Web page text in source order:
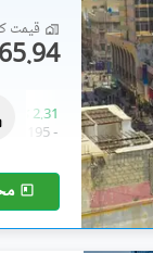
قیمت
65.94 لاکھ
دکانات
73.68 لاکھ
2.31 کروڑ
80 مربع فیٹ
-195 مربع فیٹ